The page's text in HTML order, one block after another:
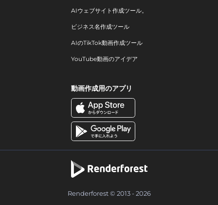
AIウェブサイト作成ツール。
ビジネス名作成ツール
AIのTikTok動画作成ツール
YouTube動画のアイデア
動画作成用のアプリ
Renderforest © 2013 - 2026